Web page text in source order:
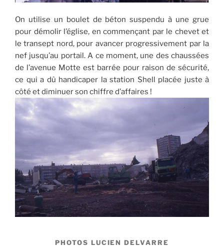
On utilise un boulet de béton suspendu à une grue
pour démolir l’église, en commençant par le chevet et
le transept nord, pour avancer progressivement par la
nef jusqu’au portail. A ce moment, une des chaussées
de l’avenue Motte est barrée pour raison de sécurité,
ce qui a dû handicaper la station Shell placée juste à
côté et diminuer son chiffre d’affaires !
PHOTOS LUCIEN DELVARRE